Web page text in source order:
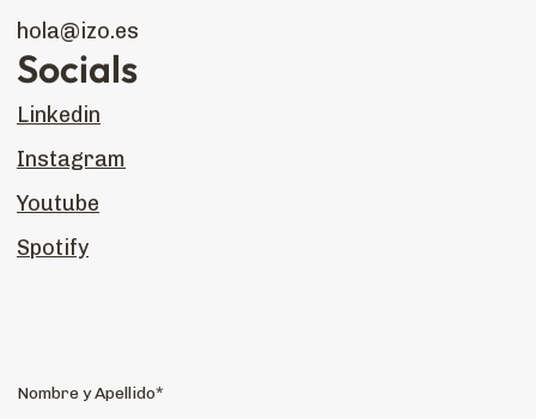
hola@izo.es
Socials
Linkedin
Instagram
Youtube
Spotify
Nombre y Apellido*